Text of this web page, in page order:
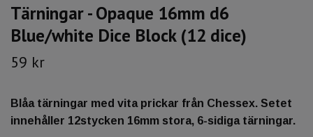
Tärningar - Opaque 16mm d6
Blue/white Dice Block (12 dice)
59 kr
Blåa tärningar med vita prickar från Chessex. Setet
innehåller 12stycken 16mm stora, 6-sidiga tärningar.